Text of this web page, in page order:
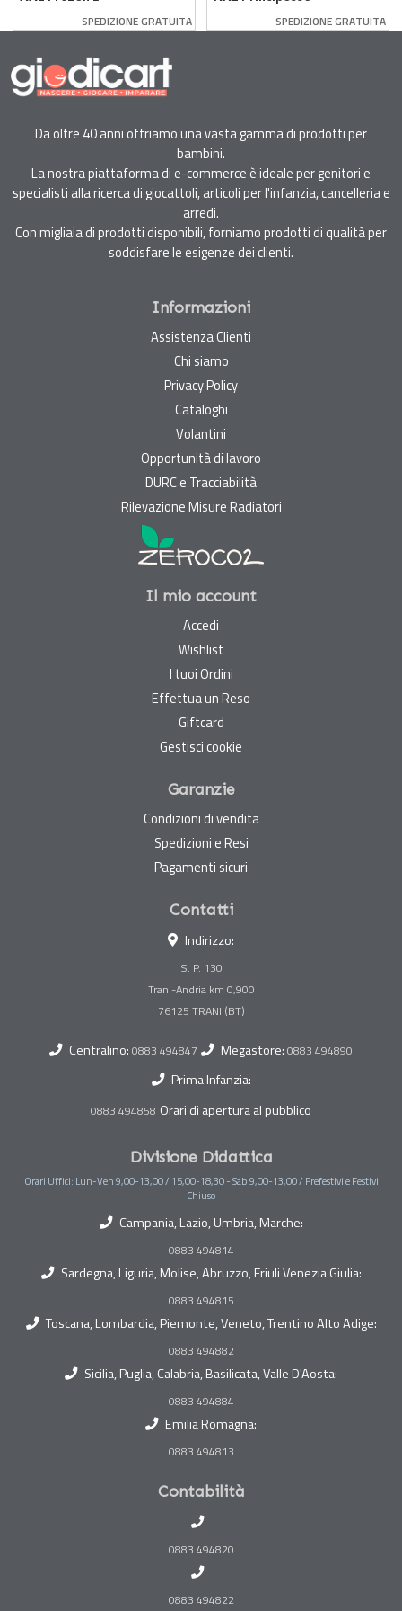
SPEDIZIONE GRATUITA
Ravensburger
SPEDIZIONE GRATUITA
Da oltre 40 anni offriamo una vasta gamma di prodotti per
bambini.
La nostra piattaforma di e-commerce è ideale per genitori e
specialisti alla ricerca di giocattoli, articoli per l'infanzia, cancelleria e
arredi.
Con migliaia di prodotti disponibili, forniamo prodotti di qualità per
soddisfare le esigenze dei clienti.
Informazioni
Assistenza Clienti
Chi siamo
Privacy Policy
Cataloghi
Volantini
Opportunità di lavoro
DURC e Tracciabilità
Rilevazione Misure Radiatori
Il mio account
Accedi
Wishlist
I tuoi Ordini
Effettua un Reso
Giftcard
Gestisci cookie
Garanzie
Condizioni di vendita
Spedizioni e Resi
Pagamenti sicuri
Contatti
Indirizzo:
S. P. 130
Trani-Andria km 0,900
Centralino: 0883 494847 Megastore: 0883 494890
Prima Infanzia:
0883 494858 Orari di apertura al pubblico
Divisione Didattica
Orari Uffici: Lun-Ven 9,00-13,00 / 15,00-18,30 - Sab 9,00-13,00 / Prefestivi e Festivi
Chiuso
Campania, Lazio, Umbria, Marche:
0883 494814
Sardegna, Liguria, Molise, Abruzzo, Friuli Venezia Giulia:
0883 494815
Toscana, Lombardia, Piemonte, Veneto, Trentino Alto Adige:
0883 494882
Sicilia, Puglia, Calabria, Basilicata, Valle D'Aosta:
0883 494884
Emilia Romagna:
0883 494813
Contabilità
0883 494820
0883 494822